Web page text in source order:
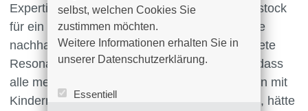
Expertinnen und Experten der Unimedizin Rostock
für ein Eltern-Kind-Zentrum weiterhin auf keine
nachhaltige und dem Patientenwohl geschuldete
Resonanz stoßen. Das Eltern-Kind-Zentrum, dass
alle medizinischen Fachdisziplinen für Familien mit
Kindern und Frauen unter einem Dach vereint, hätte
selbst, welchen Cookies Sie
zustimmen möchten.
Weitere Informationen erhalten Sie in
unserer Datenschutzerklärung.
Essentiell